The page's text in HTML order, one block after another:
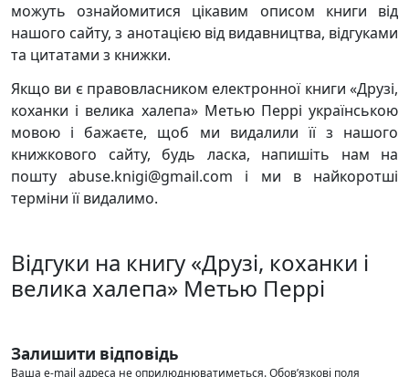
можуть ознайомитися цікавим описом книги від
нашого сайту, з анотацією від видавництва, відгуками
та цитатами з книжки.
Якщо ви є правовласником електронної книги «Друзі,
коханки і велика халепа» Метью Перрі українською
мовою і бажаєте, щоб ми видалили її з нашого
книжкового сайту, будь ласка, напишіть нам на
пошту abuse.knigi@gmail.com і ми в найкоротші
терміни її видалимо.
Відгуки на книгу «Друзі, коханки і
велика халепа» Метью Перрі
Залишити відповідь
Ваша e-mail адреса не оприлюднюватиметься.Обов’язкові поля